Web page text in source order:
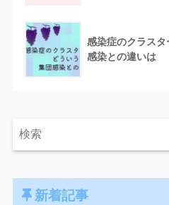
感染症のクラス
感染との違いは
新着記事